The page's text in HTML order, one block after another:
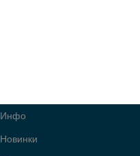
Инфо
Новинки